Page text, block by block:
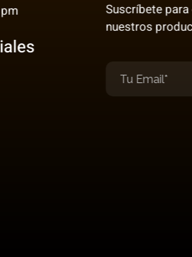
Suscríbete
nuestros